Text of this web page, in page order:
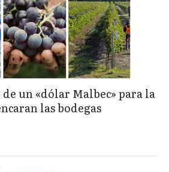
un «dólar Malbec» para la
las bodegas